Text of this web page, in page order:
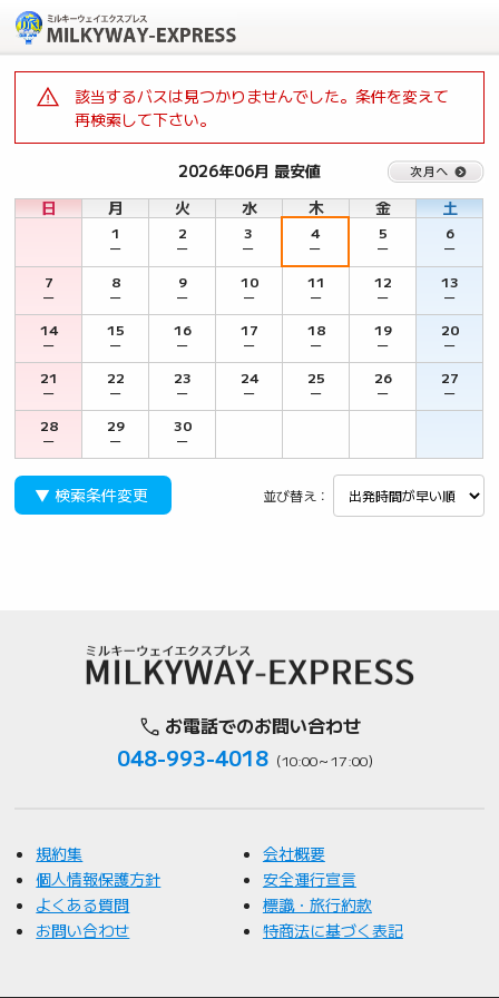
該当するバスは見つかりませんでした。条件を変えて
再検索して下さい。
2026年06月 最安値
日
月 火 水 木 金 土
1
－
2
－
3
－
4
－
5
－
6
－
7
－
8
－
9
－
10
－
11
－
12
－
13
－
14
－
15
－
16
－
17
－
18
－
19
－
20
－
21
－
22
－
23
－
24
－
25
－
26
－
27
－
28
－
29
－
30
－
▼ 検索条件変更 並び替え：
お電話でのお問い合わせ
048-993-4018 （10:00～17:00）
規約集
個人情報保護方針
よくある質問
お問い合わせ
会社概要
安全運行宣言
標識・旅行約款
特商法に基づく表記